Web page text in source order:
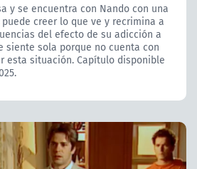
y se encuentra con Nando con una
creer lo que ve y recrimina a
del efecto de su adicción a
siente sola porque no cuenta con
esta situación. Capítulo disponible